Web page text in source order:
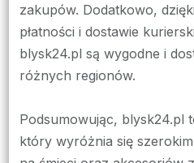
zakupów. Dodatkowo,
płatności i dostawie
blysk24.pl są wygodne i
różnych regionów.
Podsumowując, blysk24.pl
który wyróżnia się